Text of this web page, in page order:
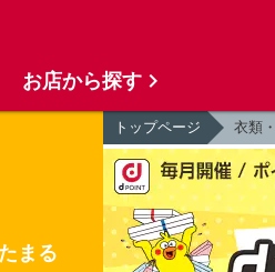
まる
トップページ 衣類
お店から探す